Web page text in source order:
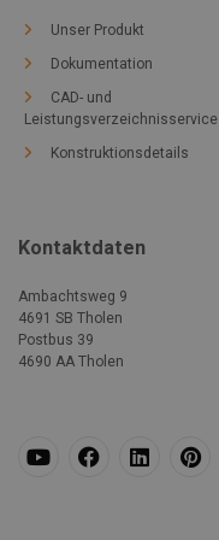
Unser Produkt
Dokumentation
CAD- und
Leistungsverzeichnisservice
Konstruktionsdetails
Kontaktdaten
Ambachtsweg 9
4691 SB Tholen
Postbus 39
4690 AA Tholen